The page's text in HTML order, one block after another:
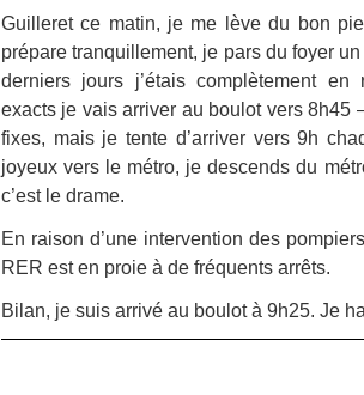
Guilleret ce matin, je me lève du bon
prépare tranquillement, je pars du foyer
derniers jours j’étais complètement
exacts je vais arriver au boulot vers 8h45
fixes, mais je tente d’arriver vers 9h
joyeux vers le métro, je descends du
c’est le drame.
En raison d’une intervention des
RER est en proie à de fréquents arrêts.
Bilan, je suis arrivé au boulot à 9h25. Je